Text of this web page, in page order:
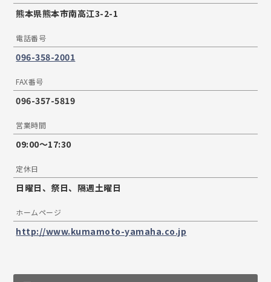
熊本県熊本市南高江3-2-1
電話番号
096-358-2001
FAX番号
096-357-5819
営業時間
09:00〜17:30
定休日
日曜日、祭日、隔週土曜日
ホームページ
http://www.kumamoto-yamaha.co.jp